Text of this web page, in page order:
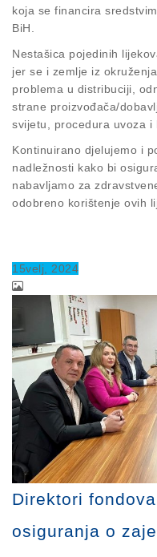
koja se financira
BiH.
Nestašica pojedinih
jer se i zemlje iz
problema u distribuciji,
strane proizvođača/
svijetu, procedura uvoza i
Kontinuirano djelujemo i
nadležnosti kako bi
nabavljamo za
odobreno korištenje ovih
15velj , 2024
Direktori
osiguranja o